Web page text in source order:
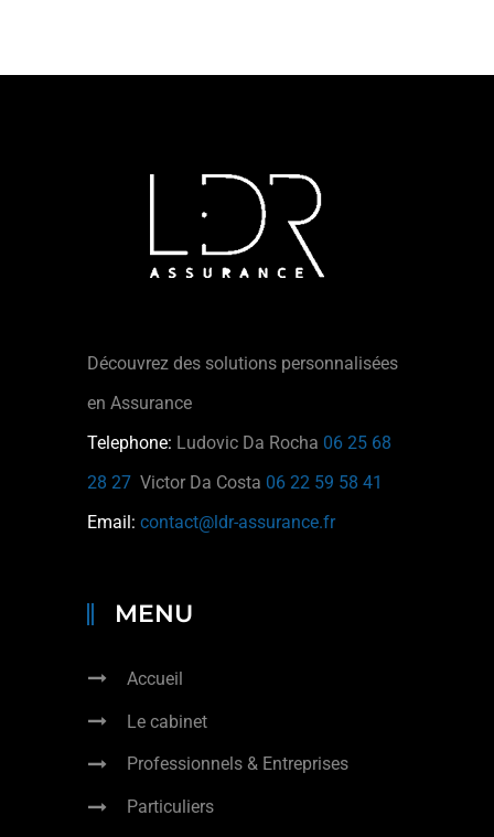
Découvrez des solutions personnalisées
en Assurance
Telephone: Ludovic Da Rocha 06 25 68
28 27 Victor Da Costa 06 22 59 58 41
Email: contact@ldr-assurance.fr
MENU
Accueil
Le cabinet
Professionnels & Entreprises
Particuliers